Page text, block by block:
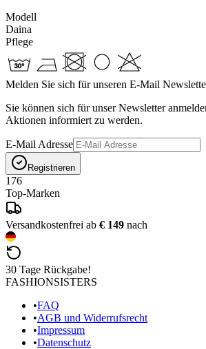
Modell
Daina
Pflege
Melden Sie sich für unseren E-Mail
Sie können sich für unser Newsletter
Aktionen informiert zu werden.
E-Mail Adresse
Registrieren
176
Top-Marken
Versandkostenfrei ab € 149 nach
30 Tage Rückgabe!
FASHIONSISTERS
•FAQ
•AGB und Widerrufsrecht
•Impressum
•Datenschutz